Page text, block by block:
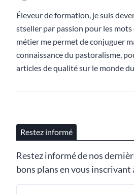
Éleveur de formation, je suis
stseller par passion pour les
métier me permet de conjuguer
connaissance du pastoralisme,
articles de qualité sur le monde
Restez informé
Restez informé de nos
bons plans en vous